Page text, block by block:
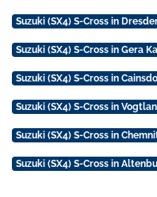
Suzuki (SX4) S-Cross in
Suzuki (SX4) S-Cross in Gera
Suzuki (SX4) S-Cross in
Suzuki (SX4) S-Cross in
Suzuki (SX4) S-Cross in
Suzuki (SX4) S-Cross in